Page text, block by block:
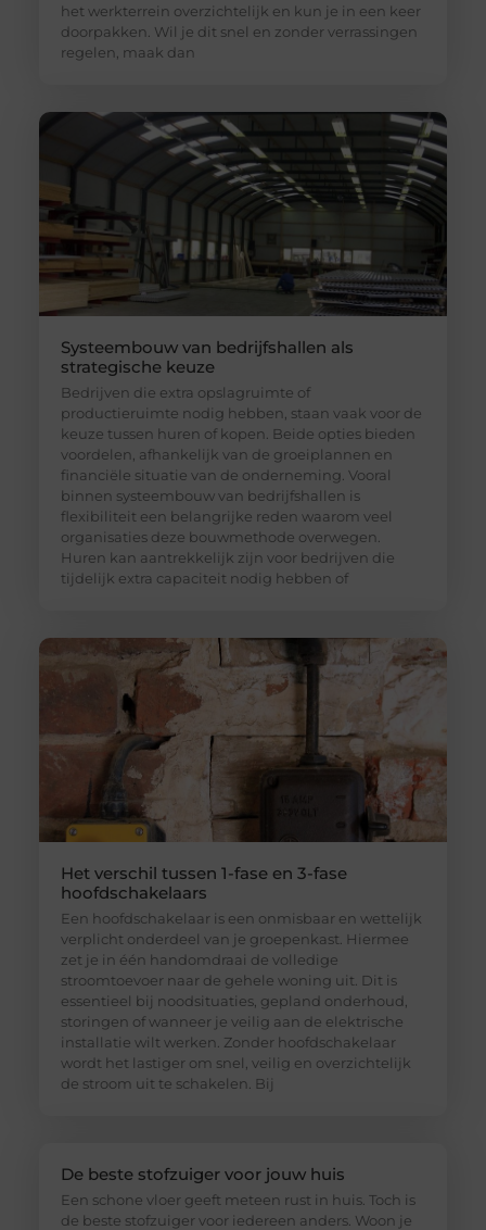
het werkterrein overzichtelijk en kun je in een keer
doorpakken. Wil je dit snel en zonder verrassingen
regelen, maak dan
Systeembouw van bedrijfshallen als
strategische keuze
Bedrijven die extra opslagruimte of
productieruimte nodig hebben, staan vaak voor de
keuze tussen huren of kopen. Beide opties bieden
voordelen, afhankelijk van de groeiplannen en
financiële situatie van de onderneming. Vooral
binnen systeembouw van bedrijfshallen is
flexibiliteit een belangrijke reden waarom veel
organisaties deze bouwmethode overwegen.
Huren kan aantrekkelijk zijn voor bedrijven die
tijdelijk extra capaciteit nodig hebben of
Het verschil tussen 1-fase en 3-fase
hoofdschakelaars
Een hoofdschakelaar is een onmisbaar en wettelijk
verplicht onderdeel van je groepenkast. Hiermee
zet je in één handomdraai de volledige
stroomtoevoer naar de gehele woning uit. Dit is
essentieel bij noodsituaties, gepland onderhoud,
storingen of wanneer je veilig aan de elektrische
installatie wilt werken. Zonder hoofdschakelaar
wordt het lastiger om snel, veilig en overzichtelijk
de stroom uit te schakelen. Bij
De beste stofzuiger voor jouw huis
Een schone vloer geeft meteen rust in huis. Toch is
de beste stofzuiger voor iedereen anders. Woon je